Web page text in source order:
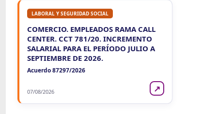
LABORAL Y SEGURIDAD SOCIAL
COMERCIO. EMPLEADOS RAMA CALL
CENTER. CCT 781/20. INCREMENTO
SALARIAL PARA EL PERÍODO JULIO A
SEPTIEMBRE DE 2026.
Acuerdo 87297/2026
07/08/2026 ↗